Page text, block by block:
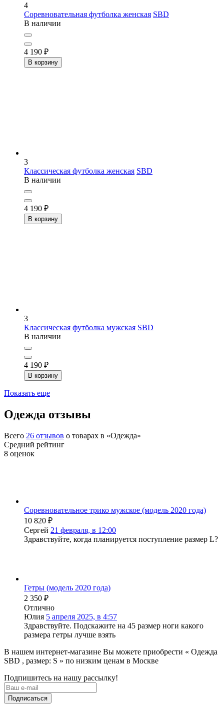
4
Соревновательная футболка женская SBD
В наличии
4 190 ₽
В корзину
3
Классическая футболка женская SBD
В наличии
4 190 ₽
В корзину
3
Классическая футболка мужская SBD
В наличии
4 190 ₽
В корзину
Показать еще
Одежда отзывы
Всего 26 отзывов о товарах в «Одежда»
Средний рейтинг
8 оценок
Соревновательное трико мужское (модель 2020 года)
10 820 ₽
Сергей 21 февраля, в 12:00
Здравствуйте, когда планируется поступление размер L?
Гетры (модель 2020 года)
2 350 ₽
Отлично
Юлия 5 апреля 2025, в 4:57
Здравствуйте. Подскажите на 45 размер ноги какого
размера гетры лучше взять
В нашем интернет-магазине Вы можете приобрести « Одежда
SBD , размер: S » по низким ценам в Москве
Подпишитесь на нашу рассылку!
Подписаться